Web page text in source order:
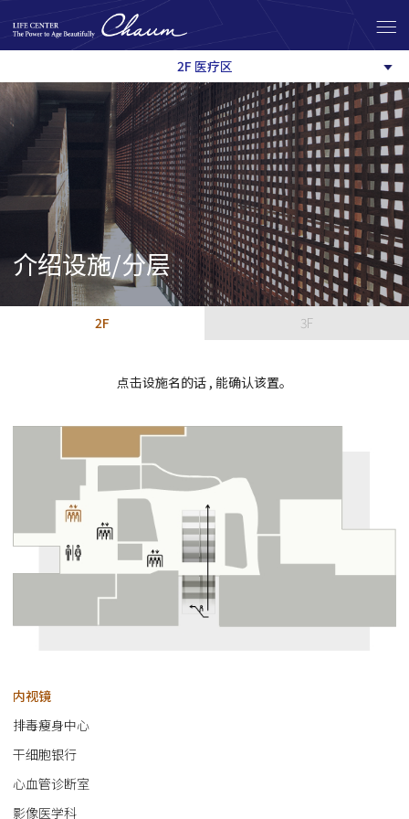
2F 医疗区
介绍设施/分层
2F
点击设施名的话 , 能确认该置。
内视镜
排毒瘦身中心
干细胞银行
心血管诊断室
影像医学科
3F